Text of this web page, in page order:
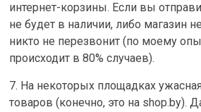
интернет-корзины. Если вы
не будет в наличии, либо магазин
никто не перезвонит (по моему
происходит в 80% случаев).
7. На некоторых площадках
товаров (конечно, это на shop.by).